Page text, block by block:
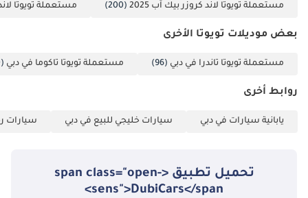
مستعملة تويوتا لاند كروزر بيك آب 2025 (200) مستعملة تويوتا لاند
بعض موديلات تويوتا الأخرى
مستعملة تويوتا تاندرا في دبي (96) مستعملة تويوتا تاكوما في دبي (40)
روابط أخرى
يابانية سيارات في دبي سيارات خليجي للبيع في دبي سيارات
تحميل تطبيق <span class="open-
sens">DubiCars</span>